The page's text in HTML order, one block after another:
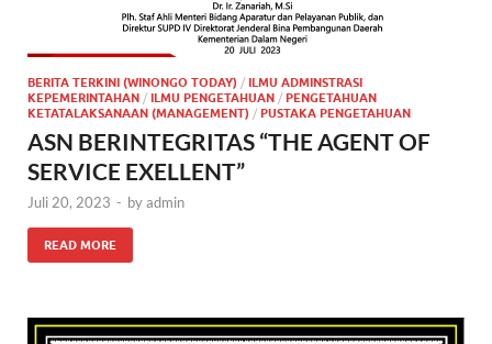
BERITA TERKINI (WINONGO TODAY) / ILMU ADMINSTRASI
KEPEMERINTAHAN / ILMU PENGETAHUAN / PENGETAHUAN
KETATALAKSANAAN (MANAGEMENT) / PUSTAKA PENGETAHUAN
ASN BERINTEGRITAS “THE AGENT OF
SERVICE EXELLENT”
Juli 20, 2023 - byadmin
READ MORE